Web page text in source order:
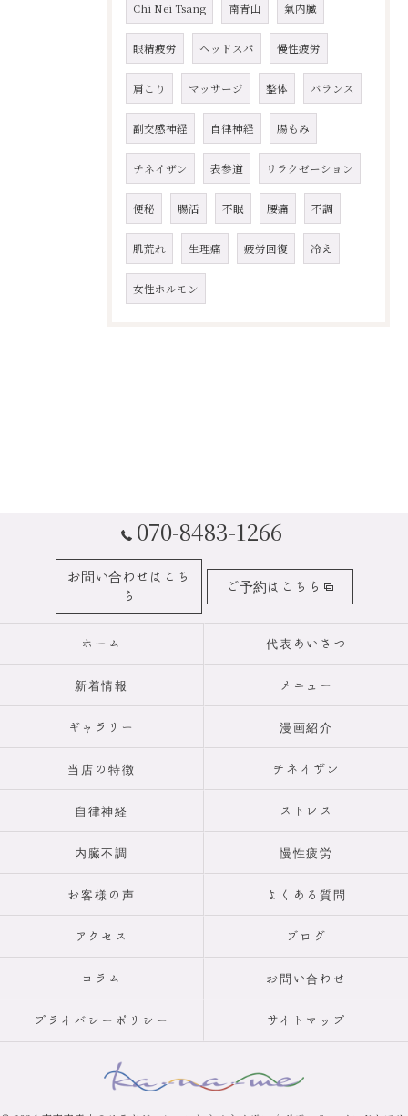
Chi Nei Tsang 南青山 氣内臓
眼精疲労 ヘッドスパ 慢性疲労
肩こり マッサージ 整体 バランス
副交感神経 自律神経 腸もみ
チネイザン 表参道 リラクゼーション
便秘 腸活 不眠 腰痛 不調
肌荒れ 生理痛 疲労回復 冷え
女性ホルモン
070-8483-1266
お問い合わせはこち
ら
ご予約はこちら
ホーム 代表あいさつ
新着情報 メニュー
ギャラリー 漫画紹介
当店の特徴 チネイザン
自律神経 ストレス
内臓不調 慢性疲労
お客様の声 よくある質問
アクセス ブログ
コラム お問い合わせ
プライバシーポリシー サイトマップ